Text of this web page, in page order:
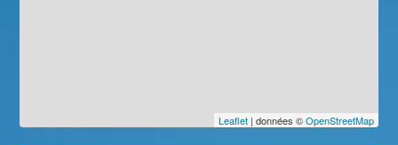
Leaflet| données ©OpenStreetMap